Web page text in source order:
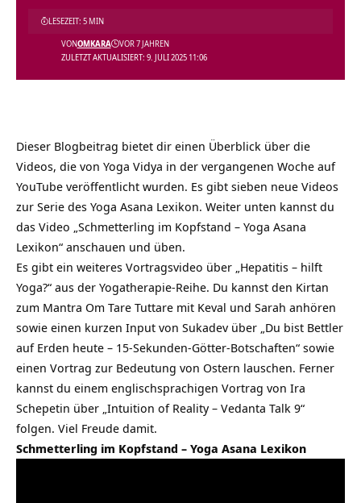
ZULETZT AKTUALISIERT: 9. JULI 2025 11:06
VONOMKARA VOR 7 JAHREN
LESEZEIT: 5 MIN
Dieser Blogbeitrag bietet dir einen Überblick über die
Videos, die von Yoga Vidya in der vergangenen Woche auf
YouTube veröffentlicht wurden. Es gibt sieben neue Videos
zur Serie des Yoga Asana Lexikon. Weiter unten kannst du
das Video „Schmetterling im Kopfstand – Yoga Asana
Lexikon“ anschauen und üben.
Es gibt ein weiteres Vortragsvideo über „Hepatitis – hilft
Yoga?“ aus der Yogatherapie-Reihe. Du kannst den Kirtan
zum Mantra Om Tare Tuttare mit Keval und Sarah anhören
sowie einen kurzen Input von Sukadev über „Du bist Bettler
auf Erden heute – 15-Sekunden-Götter-Botschaften“ sowie
einen Vortrag zur Bedeutung von Ostern lauschen. Ferner
kannst du einem englischsprachigen Vortrag von Ira
Schepetin über „Intuition of Reality – Vedanta Talk 9“
folgen. Viel Freude damit.
Schmetterling im Kopfstand – Yoga Asana Lexikon